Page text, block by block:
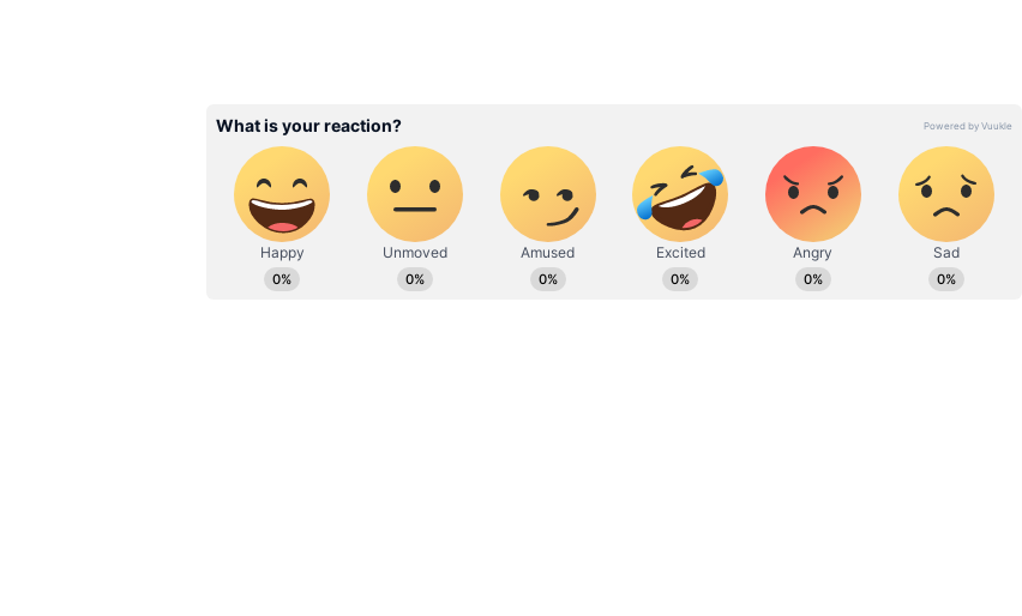
SMAT 2025 : 10 ఫోర్లు, 9 సిక్సర్లతో
సునామీ.. డెబ్యూట్‌లో 114
పరుగులతో సంచలనం
T20 World Cup 2026: ఐసీసీకి
అంబానీ జియో హాట్‌స్టార్ షాక్